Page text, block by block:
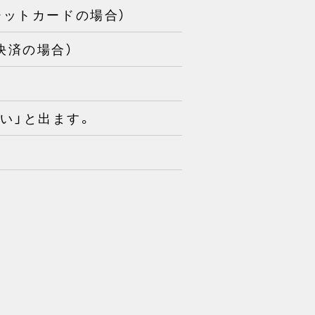
トカードの場合）
の場合）
」と出ます。